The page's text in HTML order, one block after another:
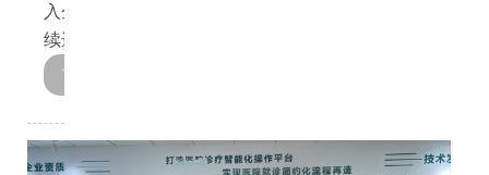
入企调研持
续进行。
了解详情